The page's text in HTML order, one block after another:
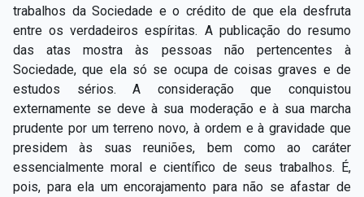
trabalhos da Sociedade e o crédito de que ela desfruta
entre os verdadeiros espíritas. A publicação do resumo
das atas mostra às pessoas não pertencentes à
Sociedade, que ela só se ocupa de coisas graves e de
estudos sérios. A consideração que conquistou
externamente se deve à sua moderação e à sua marcha
prudente por um terreno novo, à ordem e à gravidade que
presidem às suas reuniões, bem como ao caráter
essencialmente moral e científico de seus trabalhos. É,
pois, para ela um encorajamento para não se afastar de